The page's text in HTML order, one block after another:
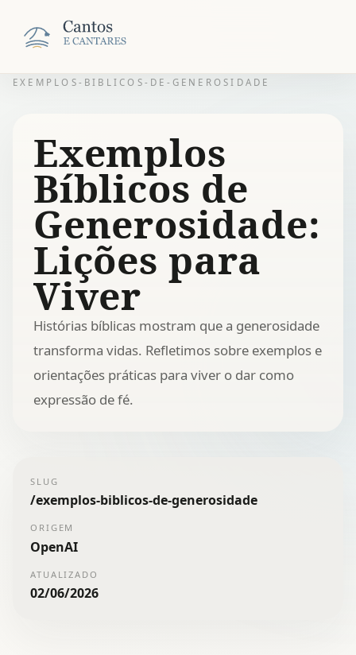
EXEMPLOS-BIBLICOS-DE-GENEROSIDADE
Exemplos
Bíblicos de
Generosidade:
Lições para
Viver
Histórias bíblicas mostram que a generosidade
transforma vidas. Refletimos sobre exemplos e
orientações práticas para viver o dar como
expressão de fé.
SLUG
/exemplos-biblicos-de-generosidade
ORIGEM
OpenAI
ATUALIZADO
02/06/2026